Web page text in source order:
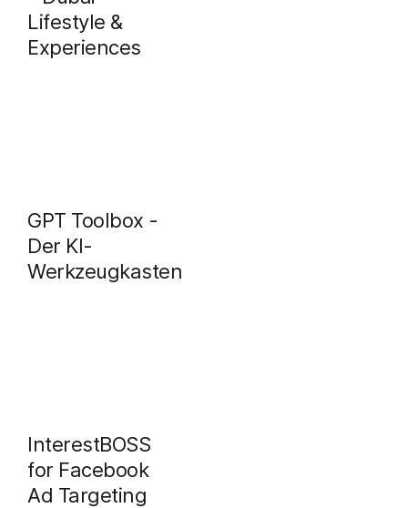
Lifestyle &
Experiences
GPT Toolbox -
Der KI-
Werkzeugkasten
InterestBOSS
for Facebook
Ad Targeting